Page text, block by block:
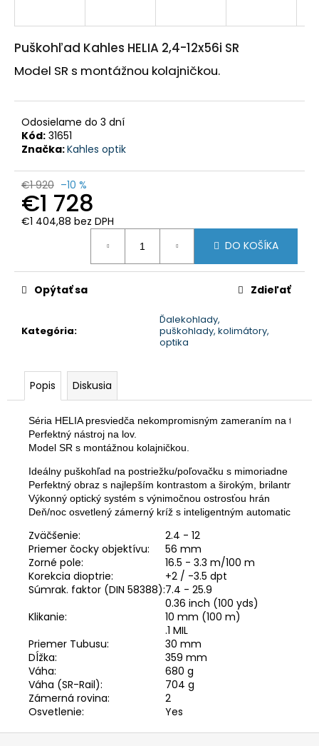
Puškohľad Kahles HELIA 2,4-12x56i SR
Model SR s montážnou kolajničkou.
Odosielame do 3 dní
Kód: 31651
Značka:Kahles optik
€1 920 –10 %
€1 728
€1 404,88 bez DPH
DO KOŠÍKA
Kategória:
Ďalekohlady,
puškohlady, kolimátory,
optika
Opýtať sa Zdieľať
Popis Diskusia
Séria HELIA presviedča nekompromisným zameraním na to
Perfektný nástroj na lov.
Model SR s montážnou kolajničkou.
Ideálny puškohľad na postriežku/poľovačku s mimoriadne
Perfektný obraz s najlepším kontrastom a širokým, brilantným
Výkonný optický systém s výnimočnou ostrosťou hrán
Deň/noc osvetlený zámerný kríž s inteligentným automatickým
Zväčšenie:
2.4 - 12
Priemer čocky objektívu:
56 mm
Zorné pole:
16.5 - 3.3 m/100 m
Korekcia dioptrie:
+2 / -3.5 dpt
Súmrak. faktor (DIN 58388):7.4 - 25.9
Klikanie:
0.36 inch (100 yds)
10 mm (100 m)
.1 MIL
Priemer Tubusu:
30 mm
Dĺžka:
359 mm
Váha:
680 g
Váha (SR-Rail):
704 g
Zámerná rovina:
2
Osvetlenie:
Yes
O
o
m
POLÁRNA
TEPLÁ
POĽOVNÍCKA
POLO
PHVE014
Z